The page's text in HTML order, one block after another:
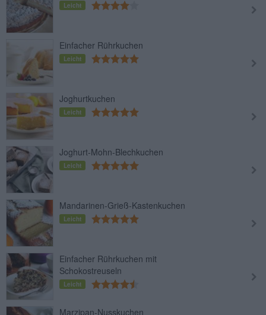
Leicht
Einfacher Rührkuchen
Leicht
Joghurtkuchen
Leicht
Joghurt-Mohn-Blechkuchen
Leicht
Mandarinen-Grieß-Kastenkuchen
Leicht
Einfacher Rührkuchen mit
Schokostreuseln
Leicht
Marzipan-Nusskuchen